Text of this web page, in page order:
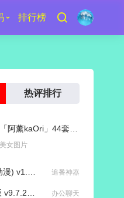
排行榜
热评排行
美女图片
追番神器
办公聊天